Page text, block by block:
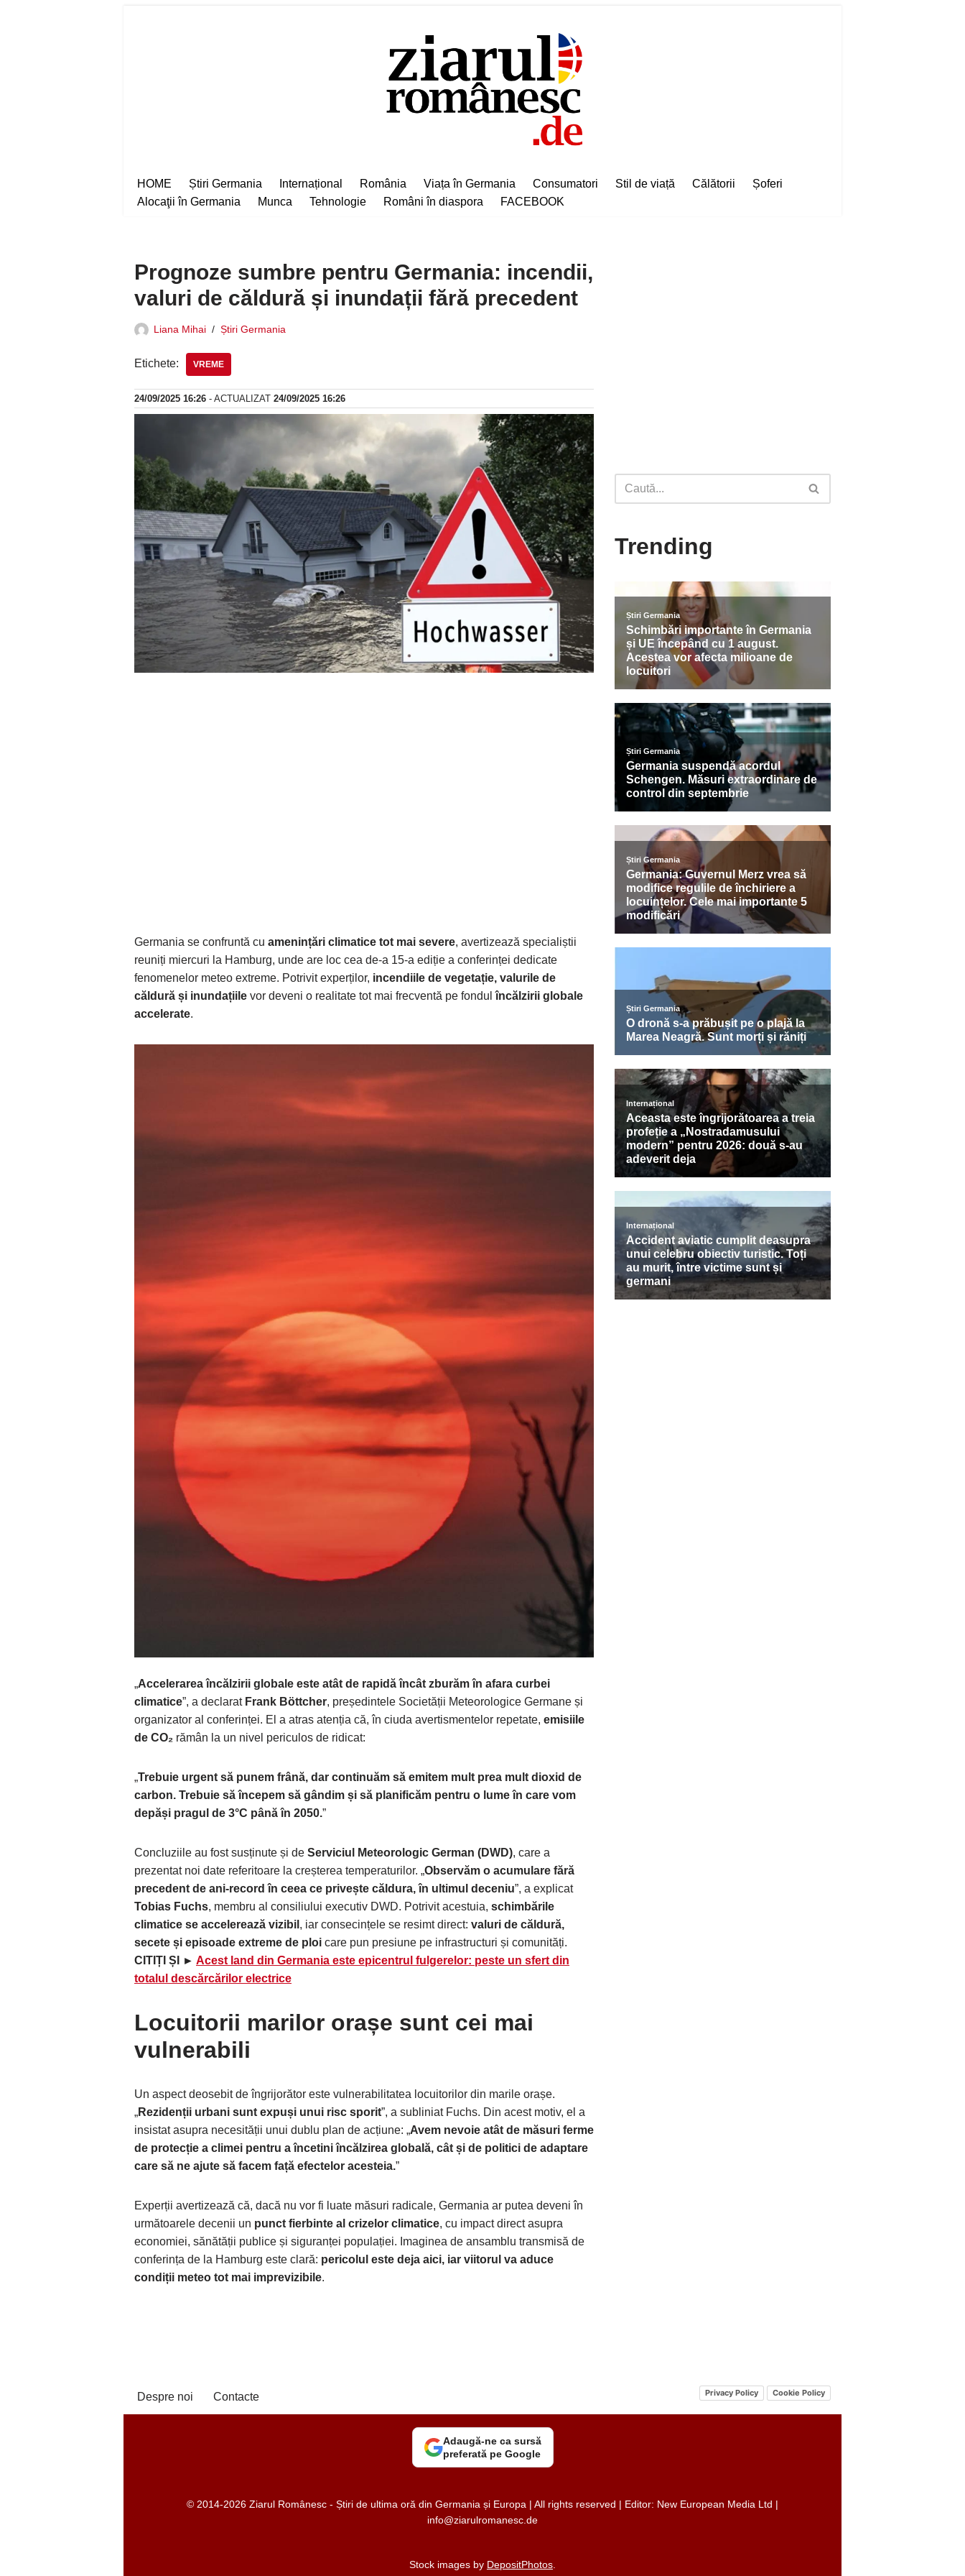
HOME Știri Germania Internațional România Viața în Germania Consumatori Stil de viață Călătorii
Șoferi
Alocaţii în Germania
Munca Tehnologie Români în diaspora FACEBOOK
Prognoze sumbre pentru Germania: incendii,
valuri de căldură și inundații fără precedent
Liana Mihai Știri Germania
Etichete: VREME
24/09/2025 16:26 - ACTUALIZAT 24/09/2025 16:26
Germania se confruntă cu amenințări climatice tot mai severe, avertizează specialiștii
reuniți miercuri la Hamburg, unde are loc cea de-a 15-a ediție a conferinței dedicate
fenomenelor meteo extreme. Potrivit experților, incendiile de vegetație, valurile de
căldură și inundațiile vor deveni o realitate tot mai frecventă pe fondulîncălzirii globale
accelerate.
„Accelerarea încălzirii globale este atât de rapidă încât zburăm în afara curbei
climatice”, a declarat Frank Böttcher, președintele Societății Meteorologice Germane și
organizator al conferinței. El a atras atenția că, în ciuda avertismentelor repetate, emisiile
de CO₂ rămân la un nivel periculos de ridicat:
„Trebuie urgent să punem frână, dar continuăm să emitem mult prea mult dioxid de
carbon. Trebuie să începem să gândim și să planificăm pentru o lume în care vom
depăși pragul de 3°C până în 2050.”
Concluziile au fost susținute și de Serviciul Meteorologic German (DWD), care a
prezentat noi date referitoare la creșterea temperaturilor. „Observăm o acumulare fără
precedent de ani-record în ceea ce privește căldura, în ultimul deceniu”, a explicat
Tobias Fuchs, membru al consiliului executiv DWD. Potrivit acestuia, schimbările
climatice se accelerează vizibil , iar consecințele se resimt direct: valuri de căldură,
secete și episoade extreme de ploi care pun presiune pe infrastructuri și comunități.
CITIȚI ȘI ► Acest land din Germania este epicentrul fulgerelor: peste un sfert din
totalul descărcărilor electrice
Locuitorii marilor orașe sunt cei mai
vulnerabili
Un aspect deosebit de îngrijorător este vulnerabilitatea locuitorilor din marile orașe.
„Rezidenții urbani sunt expuși unui risc sporit”, a subliniat Fuchs. Din acest motiv, el a
insistat asupra necesității unui dublu plan de acțiune: „Avem nevoie atât de măsuri ferme
de protecție a climei pentru a încetini încălzirea globală, cât și de politici de adaptare
care să ne ajute să facem față efectelor acesteia.”
Experții avertizează că, dacă nu vor fi luate măsuri radicale, Germania ar putea deveni în
următoarele decenii un punct fierbinte al crizelor climatice, cu impact direct asupra
economiei, sănătății publice și siguranței populației. Imaginea de ansamblu transmisă de
conferința de la Hamburg este clară: pericolul este deja aici, iar viitorul va aduce
condiții meteo tot mai imprevizibile.
Trending
Despre noi Contacte Privacy Policy Cookie Policy
Adaugă-ne ca sursă
preferată pe Google
© 2014-2026 Ziarul Românesc - Știri de ultima oră din Germania și Europa | All rights reserved | Editor: New European Media Ltd |
info@ziarulromanesc.de
Stock images by DepositPhotos